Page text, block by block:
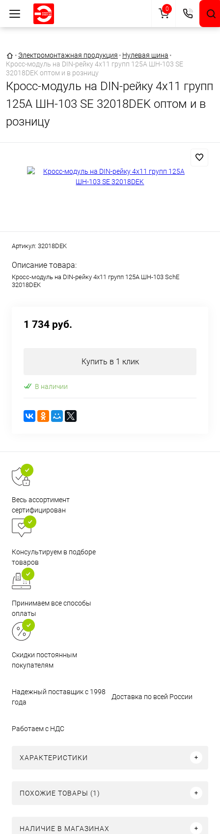
Главная страница
• Электромонтажная продукция • Нулевая шина •
Кросс-модуль на DIN-рейку 4х11 групп 125А ШН-103 SE
32018DEK оптом и в розницу
Кросс-модуль на DIN-рейку 4х11 групп
125А ШН-103 SE 32018DEK оптом и в
розницу
Артикул: 32018DEK
Описание товара:
Кросс-модуль на DIN-рейку 4х11 групп 125А ШН-103 SchE
32018DEK
1 734 руб.
Купить в 1 клик
В наличии
Весь ассортимент
сертифицирован
Консультируем в подборе
товаров
Принимаем все способы
оплаты
Скидки постоянным
покупателям
Надежный поставщик с 1998
года
Доставка по всей России
Работаем с НДС
ХАРАКТЕРИСТИКИ
ПОХОЖИЕ ТОВАРЫ (1)
НАЛИЧИЕ В МАГАЗИНАХ
0